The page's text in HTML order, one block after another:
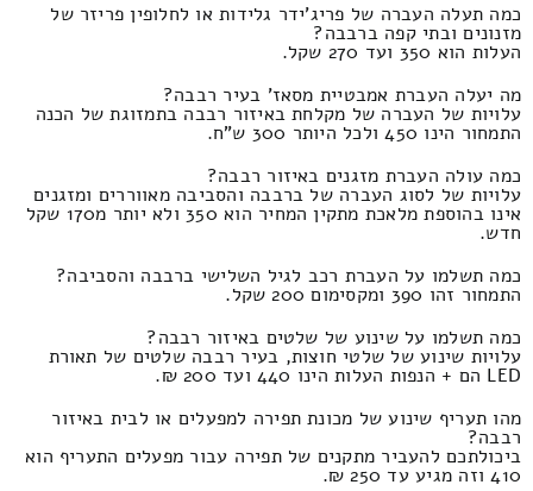
כמה תעלה העברה של פריג'ידר גלידות או לחלופין פריזר של
מזנונים ובתי קפה ברבבה?
העלות הוא 350 ועד 270 שקל.
מה יעלה העברת אמבטיית מסאז' בעיר רבבה?
עלויות של העברה של מקלחת באיזור רבבה בתמזוגת של הכנה
התמחור הינו 450 ולכל היותר 300 ש"ח.
כמה עולה העברת מזגנים באיזור רבבה?
עלויות של לסוג העברה של ברבבה והסביבה מאווררים ומזגנים
אינו בהוספת מלאכת מתקין המחיר הוא 350 ולא יותר מ170 שקל
חדש.
כמה תשלמו על העברת רכב לגיל השלישי ברבבה והסביבה?
התמחור זהו 390 ומקסימום 200 שקל.
כמה תשלמו על שינוע של שלטים באיזור רבבה?
עלויות שינוע של שלטי חוצות, בעיר רבבה שלטים של תאורת
LED הם + הנפות העלות הינו 440 ועד 200 ₪.
מהו תעריף שינוע של מכונת תפירה למפעלים או לבית באיזור
רבבה?
ביכולתכם להעביר מתקנים של תפירה עבור מפעלים התעריף הוא
410 וזה מגיע עד 250 ₪.